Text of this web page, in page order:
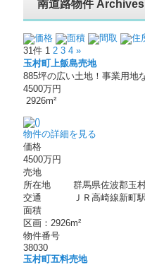
南道路物件
価格 面積 間取
住
31件 1 2 3 4 »
玉村町上飯島売地
885坪の広い土地！事業用地
4500万円
2926m²
物件の詳細を見る
価格
4500万円
売地
所在地
群馬県佐波郡玉
交通
ＪＲ高崎線新町
面積
区画：2926m²
物件番号
38030
玉村町五料売地